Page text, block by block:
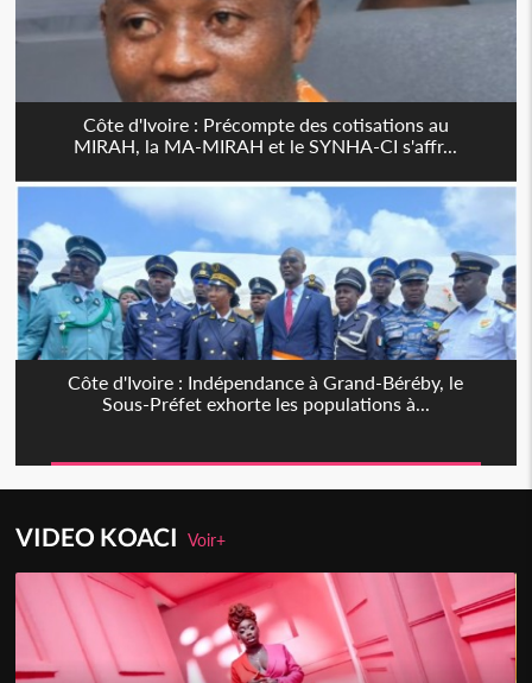
Côte d'Ivoire : Précompte des cotisations au
MIRAH, la MA-MIRAH et le SYNHA-CI s'affr...
Côte d'Ivoire : Indépendance à Grand-Béréby, le
Sous-Préfet exhorte les populations à...
VIDEO KOACIVoir+